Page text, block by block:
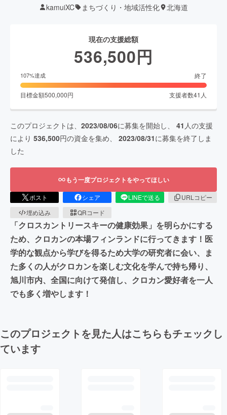
kamuiXC まちづくり・地域活性化 北海道
現在の支援総額
536,500円
107%達成 終了
目標金額500,000円 支援者数41 人
このプロジェクトは、 2023/08/06に募集を開始し、 41 人の支援
により 536,500円の資金を集め、 2023/08/31に募集を終了しま
した
もう一度プロジェクトをやってほしい
ポスト シェア LINEで送る
URLコピー
埋め込み
QRコード
「クロスカントリースキーの健康効果」を明らかにする
ため、クロカンの本場フィンランドに行ってきます！医
学的な観点から学びを得るため大学の研究者に会い、ま
た多くの人がクロカンを楽しむ文化を学んで持ち帰り、
旭川市内、全国に向けて発信し、クロカン愛好者を一人
でも多く増やします！
このプロジェクトを見た人はこちらもチェックし
ています